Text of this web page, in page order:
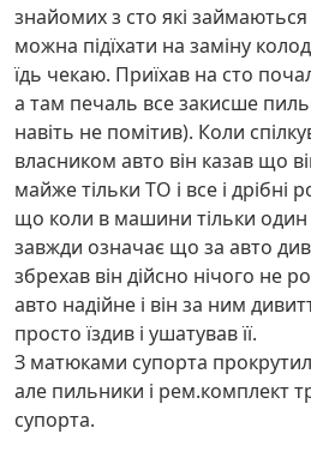
знайомих з сто які
можна підїхати на заміну
їдь чекаю. Приїхав на сто
а там печаль все закисше
навіть не помітив). Коли
власником авто він казав що
майже тільки ТО і все і дрібні
що коли в машини тільки один
завжди означає що за авто
збрехав він дійсно нічого не
авто надійне і він за ним
просто їздив і ушатував її.
З матюками супорта
але пильники і рем.комплект
супорта.